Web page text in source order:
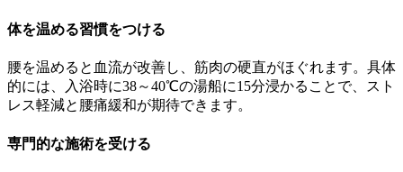
体を温める習慣をつける
腰を温めると血流が改善し、筋肉の硬直がほぐれます。具体
的には、入浴時に38～40℃の湯船に15分浸かることで、スト
レス軽減と腰痛緩和が期待できます。
専門的な施術を受ける